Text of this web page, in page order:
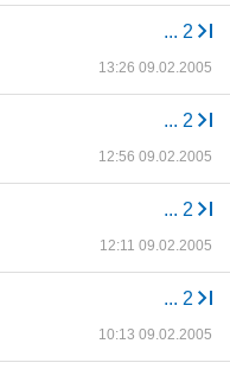
... 2
13:26 09.02.2005
... 2
12:56 09.02.2005
... 2
12:11 09.02.2005
... 2
10:13 09.02.2005